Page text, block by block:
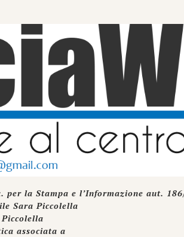
la Stampa e l’Informazione aut.
Sara Piccolella
associata a